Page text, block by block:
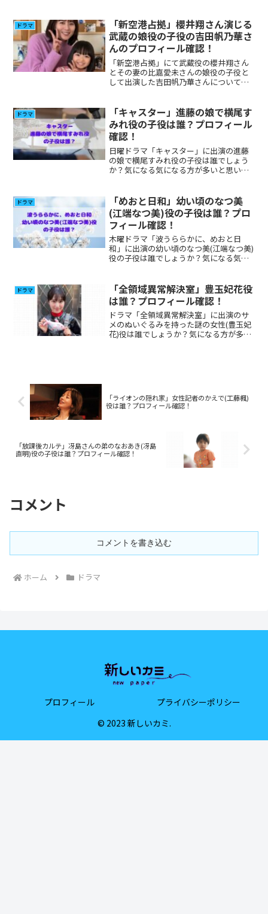
ドラマ
「新空港占拠」櫻井翔さん演じる
武蔵の娘役の子役の吉田帆乃華さ
んのプロフィール確認！
「新空港占拠」にて武蔵役の櫻井翔さん
とその妻の比嘉愛未さんの娘役の子役と
して出演した吉田帆乃華さんについて、
ました。
ドラマ
「キャスター」進藤の娘で横尾す
みれ役の子役は誰？プロフィール
確認！
日曜ドラマ「キャスター」に出演の進藤
の娘で横尾すみれ役の子役は誰でしょう
か？気になる気になる方が多いと思いま
ドラマ
「めおと日和」幼い頃のなつ美
(江端なつ美)役の子役は誰？プロ
フィール確認！
木曜ドラマ「波うららかに、めおと日
和」に出演の幼い頃のなつ美(江端なつ美)
役の子役は誰でしょうか？気になる気に
した。
ドラマ
「全領域異常解決室」豊玉妃花役
は誰？プロフィール確認！
ドラマ「全領域異常解決室」に出演のサ
メのぬいぐるみを持った謎の女性(豊玉妃
花)役は誰でしょうか？気になる方が多い
「ライオンの隠れ家」女性記者のかえで(工藤楓)
役は誰？プロフィール確認！
「放課後カルテ」冴島さんの弟のなおあき(冴島
直明)役の子役は誰？プロフィール確認！
コメント
コメントを書き込む
ホーム ドラマ
プロフィール
プライバシーポリシー
© 2023 新しいカミ.